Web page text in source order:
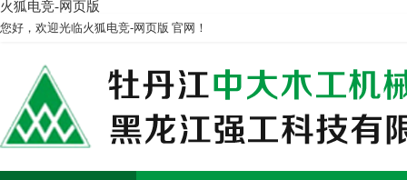
火狐电竞-网页版
您好，欢迎光临火狐电竞-网页版 官网！